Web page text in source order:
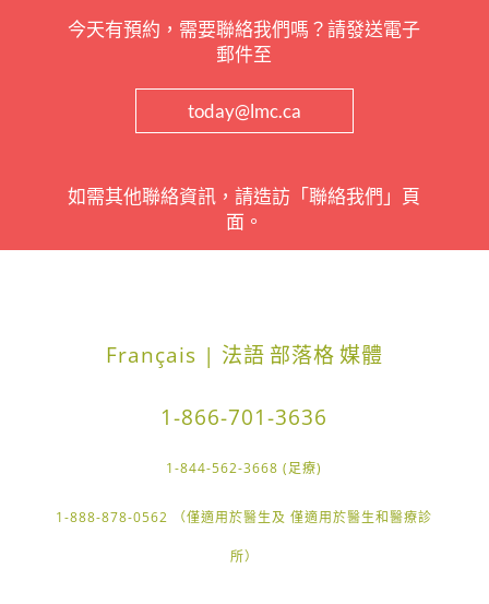
今天有預約，需要聯絡我們嗎？請發送電子
郵件至
today@lmc.ca
如需其他聯絡資訊，請造訪「聯絡我們」頁
面。
Français | 法語 部落格媒體
1-866-701-3636
1-844-562-3668 (足療)
1-888-878-0562 （僅適用於醫生及 僅適用於醫生和醫療診
所）